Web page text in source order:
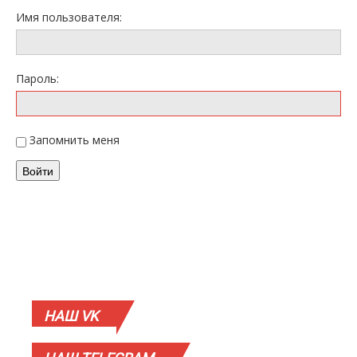
Имя пользователя:
Пароль:
Запомнить меня
Войти
НАШVK